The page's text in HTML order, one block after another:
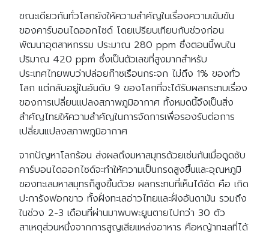
ขณะเดียวกันทั่วโลกยังให้ความสำคัญในเรื่องความเข้มข้น
ของคาร์บอนไดออกไซด์ โดยเปรียบเทียบกับช่วงก่อน
พัฒนาอุตสาหกรรม ประมาณ 280 ppm ซึ่งตอนนี้พบใน
ปริมาณ 420 ppm ซึ่งเป็นตัวเลขที่สูงมากสำหรับ
ประเทศไทยพบว่าปล่อยก๊าซเรือนกระจก ไม่ถึง 1% ของทั่ว
โลก แต่กลับอยู่ในอันดับ 9 ของโลกที่จะได้รับผลกระทบเรื่อง
ของการเปลี่ยนแปลงสภาพภูมิอากาศ ทั้งหมดนี้จึงเป็นสิ่ง
สำคัญไทยให้ความสําคัญในการจัดการเพื่อรองรับต่อการ
เปลี่ยนแปลงสภาพภูมิอากาศ
จากปัญหาโลกร้อน ส่งผลถึงมหาสมุทรด้วยเช่นกันเมื่อดูดซับ
คาร์บอนไดออกไซด์จะทำให้ความเป็นกรดสูงขึ้นและอุณหภูมิ
ของทะเลมหาสมุทรก็สูงขึ้นด้วย ผลกระทบที่เห็นได้ชัด คือ เกิด
ปะการังฟอกขาว ทั้งฝั่งทะเลอ่าวไทยและฝั่งอันดามัน รวมถึง
ในช่วง 2-3 เดือนที่ผ่านมาพบพะยูนตายไปกว่า 30 ตัว
สาเหตุส่วนหนึ่งจากการสูญเสียแหล่งอาหาร คือหญ้าทะเลที่ได้